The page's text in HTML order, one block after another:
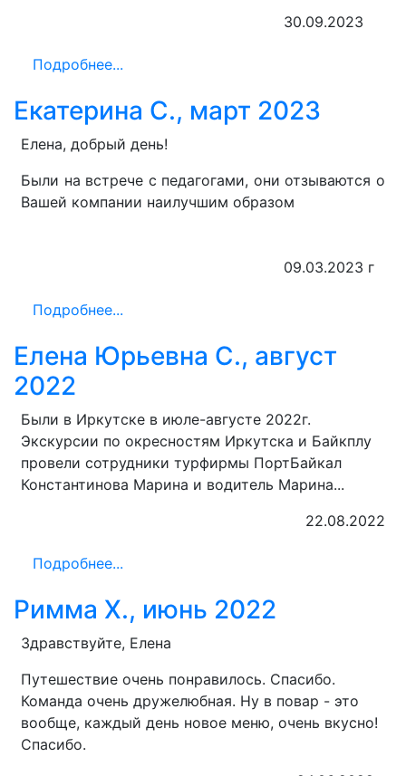
30.09.2023
Подробнее...
Екатерина С., март 2023
Елена, добрый день!
Были на встрече с педагогами, они отзываются о
Вашей компании наилучшим образом
09.03.2023 г
Подробнее...
Елена Юрьевна С., август
2022
Были в Иркутске в июле-августе 2022г.
Экскурсии по окресностям Иркутска и Байкплу
провели сотрудники турфирмы ПортБайкал
Константинова Марина и водитель Марина...
22.08.2022
Подробнее...
Римма Х., июнь 2022
Здравствуйте, Елена
Путешествие очень понравилось. Спасибо.
Команда очень дружелюбная. Ну в повар - это
вообще, каждый день новое меню, очень вкусно!
Спасибо.